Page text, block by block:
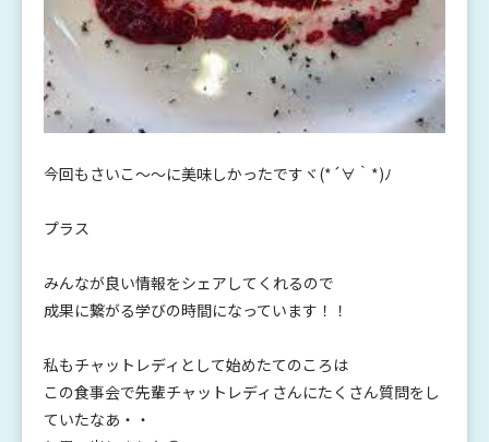
今回もさいこ～～に美味しかったですヾ(*´∀｀*)ﾉ
プラス
みんなが良い情報をシェアしてくれるので
成果に繋がる学びの時間になっています！！
私もチャットレディとして始めたてのころは
この食事会で先輩チャットレディさんにたくさん質問をし
ていたなあ・・